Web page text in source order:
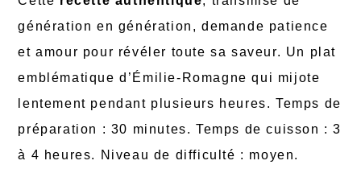
génération en génération, demande patience
et amour pour révéler toute sa saveur. Un plat
emblématique d’Émilie-Romagne qui mijote
lentement pendant plusieurs heures. Temps de
préparation : 30 minutes. Temps de cuisson : 3
à 4 heures. Niveau de difficulté : moyen.